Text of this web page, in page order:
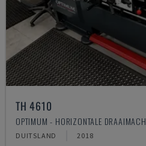
TH 4610
OPTIMUM - HORIZONTALE
DUITSLAND 2018